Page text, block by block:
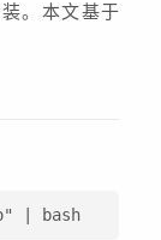
。本文基于
| bash